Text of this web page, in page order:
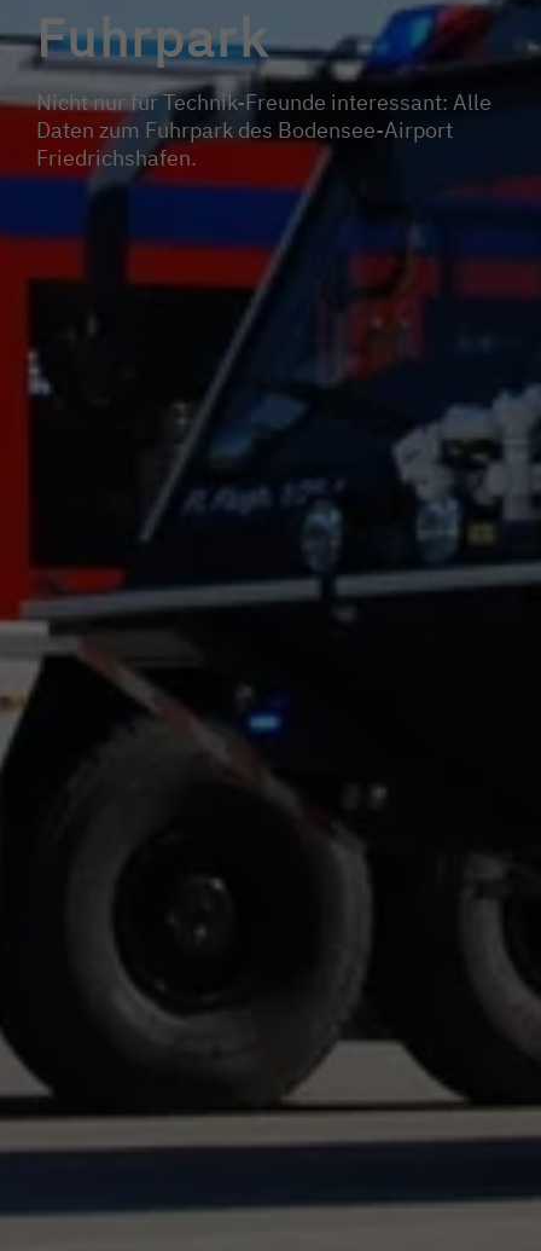
Fuhrpark
Nicht nur für Technik-Freunde interessant: Alle
Daten zum Fuhrpark des Bodensee-Airport
Friedrichshafen.